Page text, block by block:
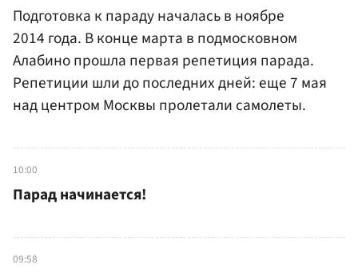
Подготовка к параду началась в ноябре
2014 года. В конце марта в подмосковном
Алабино прошла первая репетиция парада.
Репетиции шли до последних дней: еще 7 мая
над центром Москвы пролетали самолеты.
10:00
Парад начинается!
09:58